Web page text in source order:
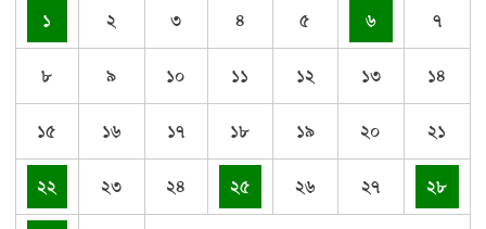
১ ২ ৩ ৪ ৫ ৬ ৭
৮ ৯ ১০ ১১ ১২ ১৩ ১৪
১৫ ১৬ ১৭ ১৮ ১৯ ২০ ২১
২২ ২৩ ২৪ ২৫ ২৬ ২৭ ২৮